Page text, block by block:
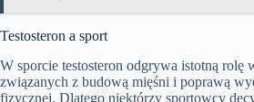
Testosteron a sport
W sporcie testosteron odgrywa istotną rolę
związanych z budową mięśni i poprawą
fizycznej. Dlatego niektórzy sportowcy